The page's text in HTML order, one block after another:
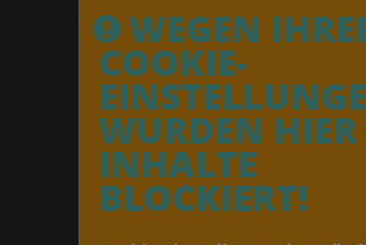
WEGEN
COOKIE-
WURDEN HIER
INHALTE
BLOCKIERT!